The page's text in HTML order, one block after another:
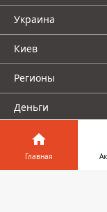
Украина
Киев
Регионы
Деньги
Шоу-биз
Главная